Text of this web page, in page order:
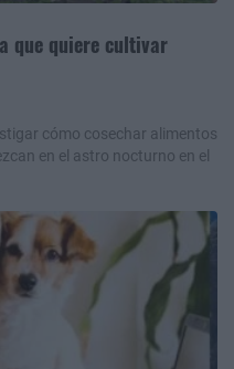
que quiere cultivar
cómo cosechar alimentos
en el astro nocturno en el